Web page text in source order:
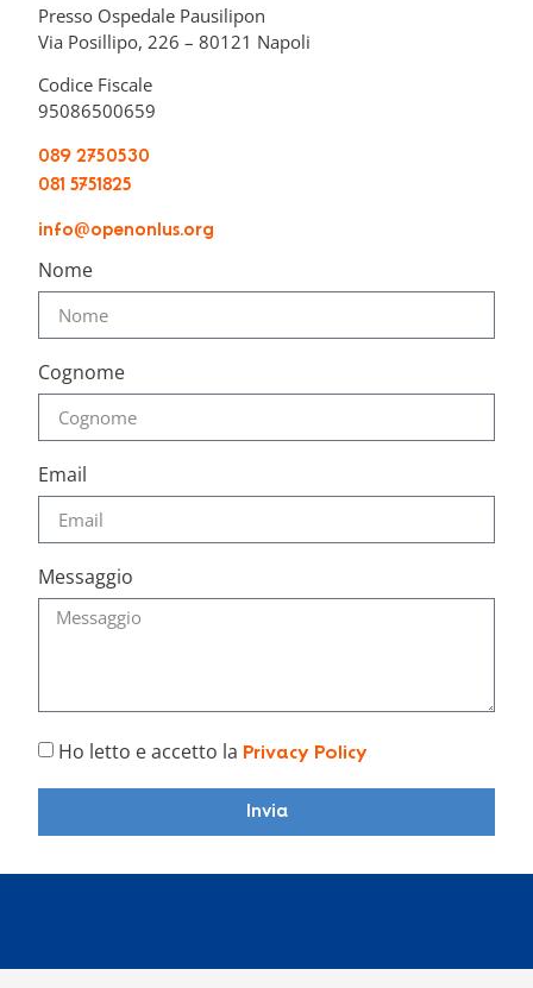
Presso Ospedale Pausilipon
Via Posillipo, 226 – 80121 Napoli
Codice Fiscale
95086500659
089 2750530
081 5751825
info@openonlus.org
Nome
Cognome
Email
Messaggio
Ho letto e accetto la Privacy Policy
Invia